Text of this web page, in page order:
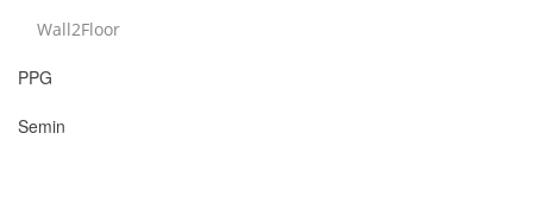
Wall2Floor
PPG
Semin